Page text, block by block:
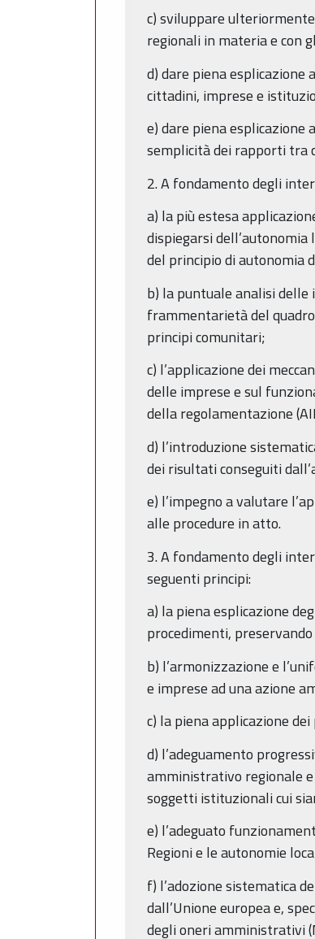
c) sviluppare
regionali in materia e con
d) dare piena
cittadini, imprese e
e) dare piena
semplicità dei rapporti tra
2. A fondamento degli
a) la più estesa
dispiegarsi
del principio di autonomia
b) la puntuale analisi
frammentarietà del
principi comunitari;
c) l’applicazione dei
delle imprese e sul
della regolamentazione
d) l’introduzione
dei risultati conseguiti
e) l’impegno a valutare
alle procedure in atto.
3. A fondamento degli
seguenti principi:
a) la piena esplicazione
procedimenti,
b) l’armonizzazione e
e imprese ad una azione
c) la piena applicazione
d) l’adeguamento
amministrativo regionale
soggetti istituzionali cui
e) l’adeguato
Regioni e le autonomie
f) l’adozione sistematica
dall’Unione europea e,
degli oneri amministrativi